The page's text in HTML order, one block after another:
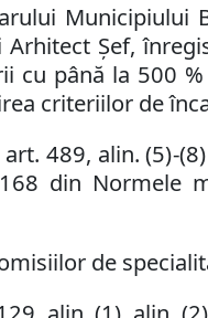
Municipiului
Arhitect Şef,
cu până la 500
criteriilor de
489, alin. (5)-
din Normele
de